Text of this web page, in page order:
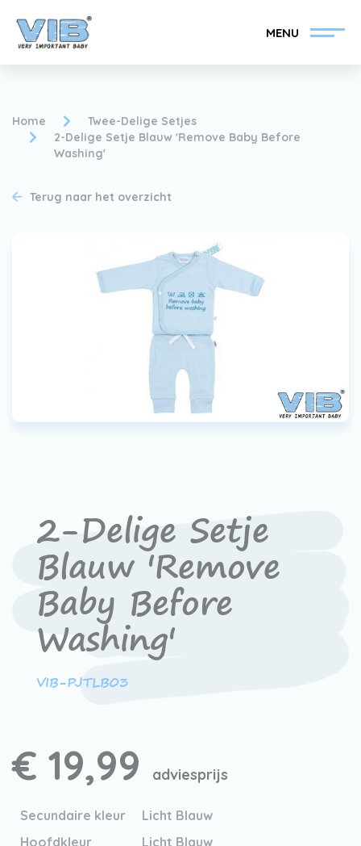
MENU
Vind uw VIB®-Dealer
VIB®-Dealer worden
Home
Twee-Delige Setjes
2-Delige Setje Blauw 'Remove Baby Before
Washing'
Terug naar het overzicht
2-Delige Setje
Blauw 'Remove
Baby Before
Washing'
VIB-PJTLB03
€ 19,99 adviesprijs
Secundaire kleur
Licht Blauw
Hoofdkleur
Licht Blauw